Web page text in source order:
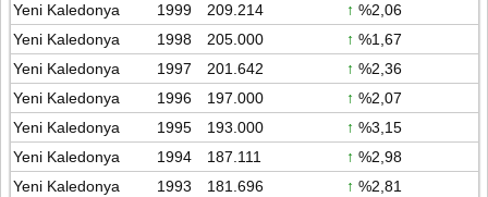
Yeni Kaledonya
1999 209.214 ↑ %2,06
Yeni Kaledonya
1998 205.000 ↑ %1,67
Yeni Kaledonya
1997 201.642 ↑ %2,36
Yeni Kaledonya
1996 197.000 ↑ %2,07
Yeni Kaledonya
1995 193.000 ↑ %3,15
Yeni Kaledonya
1994 187.111 ↑ %2,98
Yeni Kaledonya
1993 181.696 ↑ %2,81